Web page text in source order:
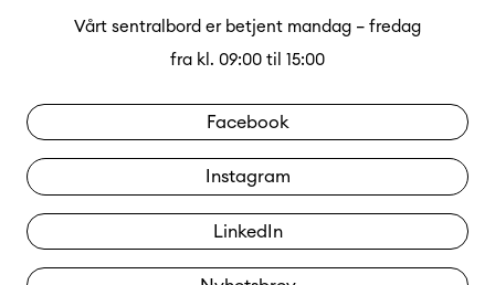
Vårt sentralbord er betjent mandag – fredag
fra kl. 09:00 til 15:00
Facebook
Instagram
LinkedIn